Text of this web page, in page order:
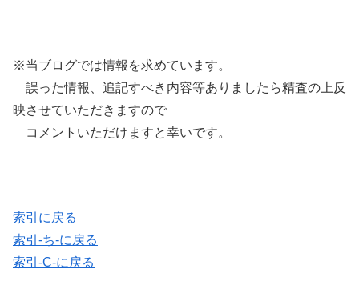
※当ブログでは情報を求めています。
誤った情報、追記すべき内容等ありましたら精査の上反
映させていただきますので
コメントいただけますと幸いです。
索引に戻る
索引-ち-に戻る
索引-C-に戻る